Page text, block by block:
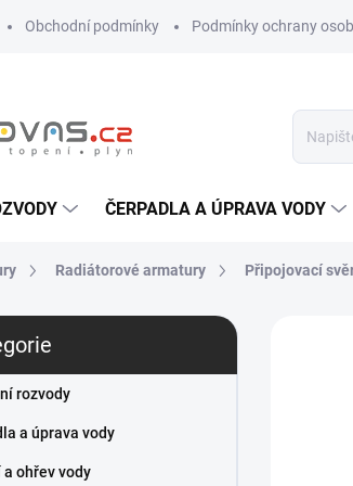
Obchodní podmínky Podmínky ochrany
ČERPADLA A ÚPRAVA VODY
Radiátorové armatury Připojovací
rozvody
a úprava vody
a ohřev vody